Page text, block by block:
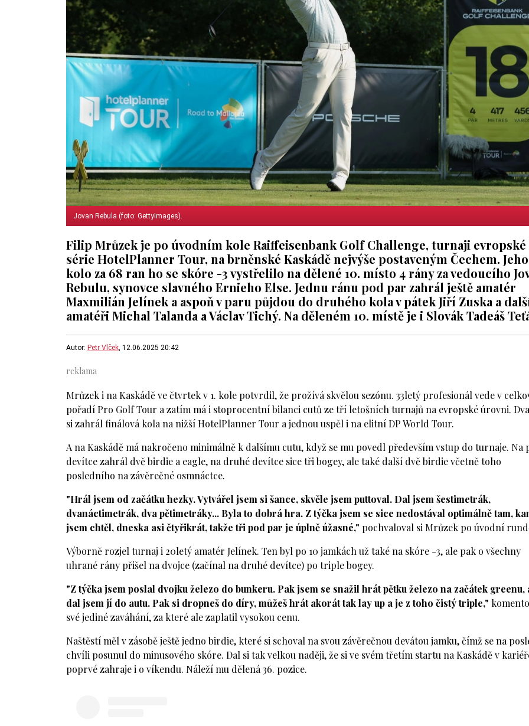
Jovan Rebula (foto: GettyImages).
Filip Mrůzek je po úvodním kole Raiffeisenbank Golf Challenge, turnaji evropské
série HotelPlanner Tour, na brněnské Kaskádě nejvýše postaveným Čechem. Jeho
kolo za 68 ran ho se skóre -3 vystřelilo na dělené 10. místo 4 rány za vedoucího
Rebulu, synovce slavného Ernieho Else. Jednu ránu pod par zahrál ještě amatér
Maxmilián Jelínek a aspoň v paru půjdou do druhého kola v pátek Jiří Zuska a
amatéři Michal Talanda a Václav Tichý. Na děleném 10. místě je i Slovák Tadeáš
Autor: Petr Vlček, 12.06.2025 20:42
Mrůzek i na Kaskádě ve čtvrtek v 1. kole potvrdil, že prožívá skvělou sezónu. 33letý profesionál vede v
pořadí Pro Golf Tour a zatím má i stoprocentní bilanci cutů ze tří letošních turnajů na evropské úrovni.
si zahrál finálová kola na nižší HotelPlanner Tour a jednou uspěl i na elitní DP World Tour.
A na Kaskádě má nakročeno minimálně k dalšímu cutu, když se mu povedl především vstup do turnaje. Na
devítce zahrál dvě birdie a eagle, na druhé devítce sice tři bogey, ale také další dvě birdie včetně toho
posledního na závěrečné osmnáctce.
"Hrál jsem od začátku hezky. Vytvářel jsem si šance, skvěle jsem puttoval. Dal jsem šestimetrák,
dvanáctimetrák, dva pětimetráky... Byla to dobrá hra. Z týčka jsem se sice nedostával optimálně tam,
jsem chtěl, dneska asi čtyřikrát, takže tři pod par je úplně úžasné," pochvaloval si Mrůzek po úvodní
Výborně rozjel turnaj i 20letý amatér Jelínek. Ten byl po 10 jamkách už také na skóre -3, ale pak o všechny
uhrané rány přišel na dvojce (začínal na druhé devítce) po triple bogey.
"Z týčka jsem poslal dvojku železo do bunkeru. Pak jsem se snažil hrát pětku železo na začátek greenu,
dal jsem jí do autu. Pak si dropneš do díry, můžeš hrát akorát tak lay up a je z toho čistý triple,"
své jediné zaváhání, za které ale zaplatil vysokou cenu.
Naštěstí měl v zásobě ještě jedno birdie, které si schoval na svou závěrečnou devátou jamku, čímž se na
chvíli posunul do minusového skóre. Dal si tak velkou naději, že si ve svém třetím startu na Kaskádě v
poprvé zahraje i o víkendu. Náleží mu dělená 36. pozice.